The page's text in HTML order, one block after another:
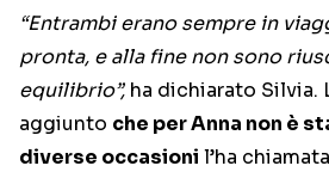
“Entrambi erano sempre in
pronta, e alla fine non sono
equilibrio”, ha dichiarato Silvia.
aggiunto che per Anna non è
diverse occasioni l’ha